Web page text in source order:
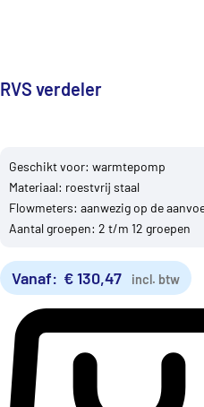
RVS verdeler
Geschikt voor: warmtepomp
Materiaal: roestvrij staal
Flowmeters: aanwezig op de
Aantal groepen: 2 t/m 12 groepen
Vanaf: €130,47 incl. btw